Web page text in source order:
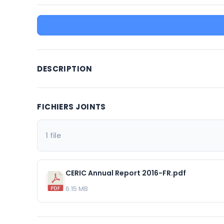
DESCRIPTION
FICHIERS JOINTS
1 file
CERIC Annual Report 2016-FR.pdf
6.15 MB